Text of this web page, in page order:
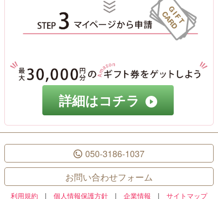
詳細はコチラ
050-3186-1037
お問い合わせフォーム
利用規約 | 個人情報保護方針 | 企業情報 | サイトマップ